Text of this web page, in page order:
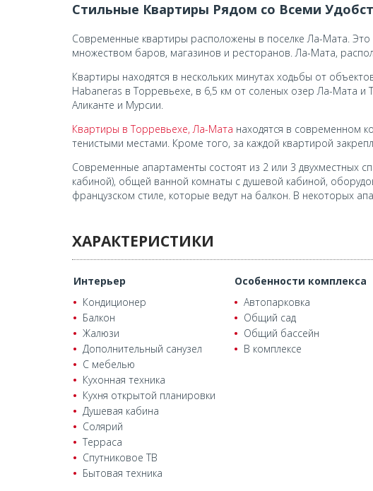
Стильные Квартиры Рядом со Всеми
Современные квартиры расположены в поселке Ла-Мата.
множеством баров, магазинов и ресторанов. Ла-Мата,
Квартиры находятся в нескольких минутах ходьбы от
Habaneras в Торревьехе, в 6,5 км от соленых озер Ла-Мата
Аликанте и Мурсии.
Квартиры в Торревьехе, Ла-Мата находятся в современном
тенистыми местами. Кроме того, за каждой квартирой
Современные апартаменты состоят из 2 или 3 двухместных
кабиной), общей ванной комнаты с душевой кабиной,
французском стиле, которые ведут на балкон. В некоторых
ХАРАКТЕРИСТИКИ
Интерьер
Кондиционер
Балкон
Жалюзи
Дополнительный санузел
С мебелью
Кухонная техника
Кухня открытой планировки
Душевая кабина
Солярий
Терраса
Спутниковое ТВ
Бытовая техника
Особенности комплекса
Автопарковка
Общий сад
Общий бассейн
В комплексе